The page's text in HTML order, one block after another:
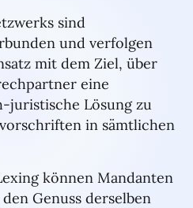
sind
und verfolgen
mit dem Ziel, über
eine
juristische Lösung zu
in sämtlichen
können Mandanten
Genuss derselben